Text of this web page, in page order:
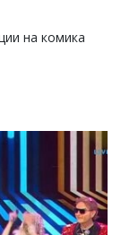
на комика